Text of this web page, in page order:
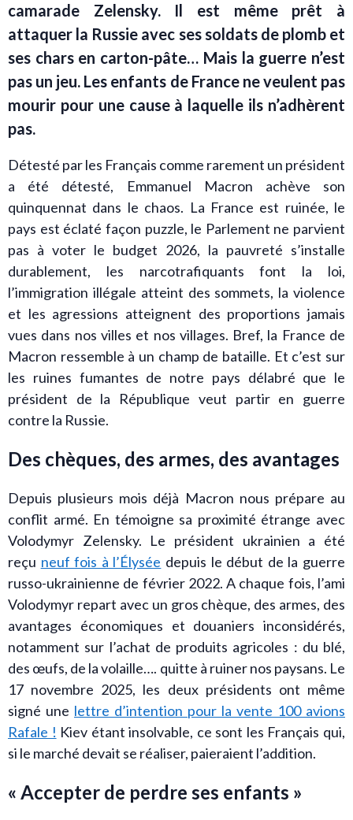
camarade Zelensky. Il est même prêt à
attaquer la Russie avec ses soldats de plomb et
ses chars en carton-pâte… Mais la guerre n’est
pas un jeu. Les enfants de France ne veulent pas
mourir pour une cause à laquelle ils n’adhèrent
pas.
Détesté par les Français comme rarement un président
a été détesté, Emmanuel Macron achève son
quinquennat dans le chaos. La France est ruinée, le
pays est éclaté façon puzzle, le Parlement ne parvient
pas à voter le budget 2026, la pauvreté s’installe
durablement, les narcotrafiquants font la loi,
l’immigration illégale atteint des sommets, la violence
et les agressions atteignent des proportions jamais
vues dans nos villes et nos villages. Bref, la France de
Macron ressemble à un champ de bataille. Et c’est sur
les ruines fumantes de notre pays délabré que le
président de la République veut partir en guerre
contre la Russie.
Des chèques, des armes, des avantages
Depuis plusieurs mois déjà Macron nous prépare au
conflit armé. En témoigne sa proximité étrange avec
Volodymyr Zelensky. Le président ukrainien a été
reçu neuf fois à l’Élysée depuis le début de la guerre
russo-ukrainienne de février 2022. A chaque fois, l’ami
Volodymyr repart avec un gros chèque, des armes, des
avantages économiques et douaniers inconsidérés,
notamment sur l’achat de produits agricoles : du blé,
des œufs, de la volaille…. quitte à ruiner nos paysans. Le
17 novembre 2025, les deux présidents ont même
signé une lettre d’intention pour la vente 100 avions
Rafale ! Kiev étant insolvable, ce sont les Français qui,
si le marché devait se réaliser, paieraient l’addition.
« Accepter de perdre ses enfants »